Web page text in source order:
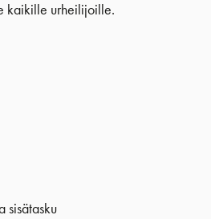
kaikille urheilijoille.
sisätasku